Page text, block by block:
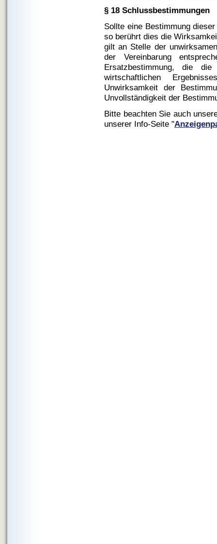
§ 18 Schlussbestimmungen
Sollte eine Bestimmung
so berührt dies die
gilt an Stelle der
der Vereinbarung
Ersatzbestimmung, die
wirtschaftlichen
Unwirksamkeit der
Unvollständigkeit der
Bitte beachten Sie auch
unserer Info-Seite "